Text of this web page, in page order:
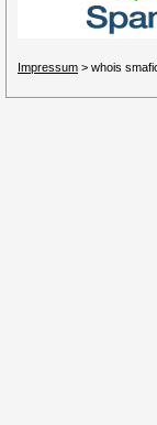
Impressum > whois